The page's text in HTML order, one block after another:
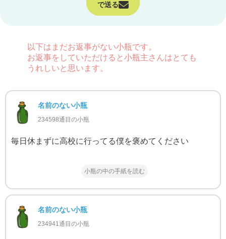
で送る
以下はまだお返事がない小瓶です。
お返事をしていただけると小瓶主さんはとても
うれしいと思います。
名前のない小瓶
234598通目の小瓶
毎日休まずに高校に行ってる僕を褒めてください
小瓶の中の手紙を読む
名前のない小瓶
234941通目の小瓶